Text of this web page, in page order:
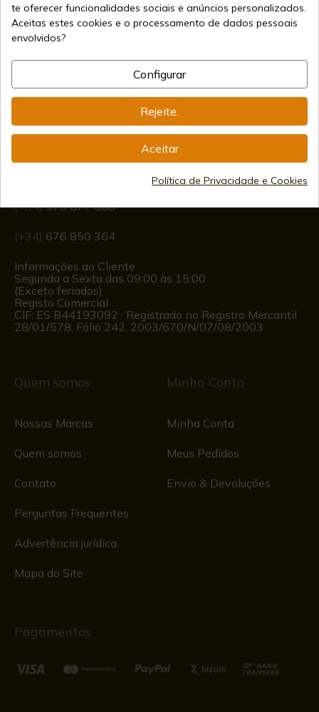
Informação
info@aceros-de-hispania.com
(+34)978 877 088
(+34) 676 850 364
Informações ao Cliente
Segunda a Sexta das 09:00 às 15:00
(Exceto feriados)
Registo Comercial
CIF: ES B44193092 · Registrado no Registro Mercantil
28/01/578, Fólio 242, 2003/670/N/07/08/2003
Quem somos
Nossas Marcas
Quem somos
Contato
Perguntas Frequentes
Advertência jurídica
Mapa do Site
Minha Conta
Minha Conta
Meus Pedidos
Envio & Devoluções
Pagamentos
te oferecer funcionalidades sociais e anúncios personalizados.
Aceitas estes cookies e o processamento de dados pessoais
envolvidos?
Configurar
Rejeite.
Aceitar
Política de Privacidade e Cookies